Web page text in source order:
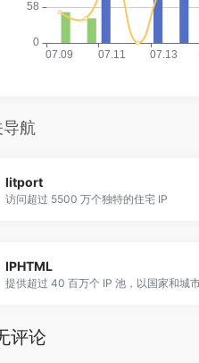
航
litport
访问超过 5500 万个独特的住宅 IP
IPHTML
评论